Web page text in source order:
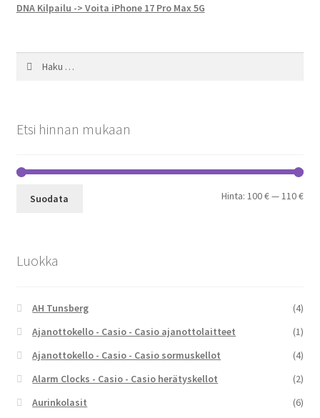
DNA Kilpailu -> Voita iPhone 17 Pro Max 5G
Etsi hinnan mukaan
Suodata Hinta:100 €—110 €
Luokka
AH Tunsberg
(4)
Ajanottokello - Casio - Casio ajanottolaitteet
(1)
Ajanottokello - Casio - Casio sormuskellot
(4)
Alarm Clocks - Casio - Casio herätyskellot
(2)
Aurinkolasit
(6)